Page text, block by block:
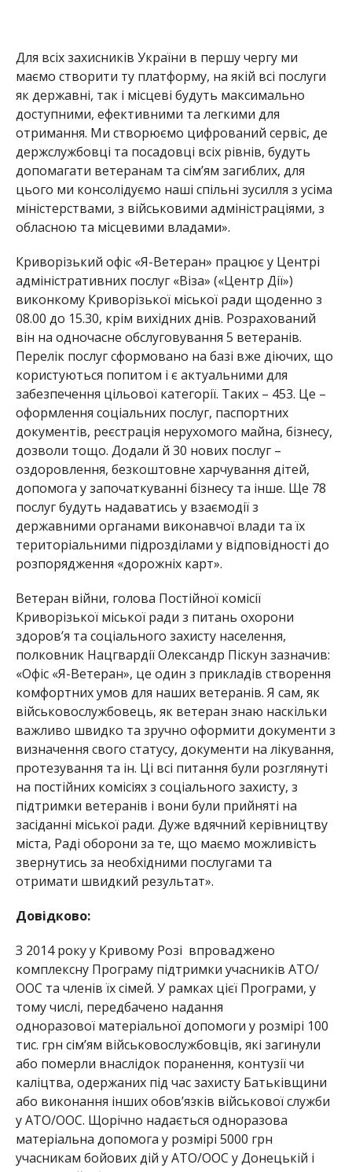
Для всіх захисників України в першу чергу ми
маємо створити ту платформу, на якій всі послуги
як державні, так і місцеві будуть максимально
доступними, ефективними та легкими для
отримання. Ми створюємо цифрований сервіс, де
держслужбовці та посадовці всіх рівнів, будуть
допомагати ветеранам та сім’ям загиблих, для
цього ми консолідуємо наші спільні зусилля з усіма
міністерствами, з військовими адміністраціями, з
обласною та місцевими владами».
Криворізький офіс «Я-Ветеран» працює у Центрі
адміністративних послуг «Віза» («Центр Дії»)
виконкому Криворізької міської ради щоденно з
08.00 до 15.30, крім вихідних днів. Розрахований
він на одночасне обслуговування 5 ветеранів.
Перелік послуг сформовано на базі вже діючих, що
користуються попитом і є актуальними для
забезпечення цільової категорії. Таких – 453. Це –
оформлення соціальних послуг, паспортних
документів, реєстрація нерухомого майна, бізнесу,
дозволи тощо. Додали й 30 нових послуг –
оздоровлення, безкоштовне харчування дітей,
допомога у започаткуванні бізнесу та інше. Ще 78
послуг будуть надаватись у взаємодії з
державними органами виконавчої влади та їх
територіальними підрозділами у відповідності до
розпорядження «дорожніх карт».
Ветеран війни, голова Постійної комісії
Криворізької міської ради з питань охорони
здоров’я та соціального захисту населення,
полковник Нацгвардії Олександр Піскун зазначив:
«Офіс «Я-Ветеран», це один з прикладів створення
комфортних умов для наших ветеранів. Я сам, як
військовослужбовець, як ветеран знаю наскільки
важливо швидко та зручно оформити документи з
визначення свого статусу, документи на лікування,
протезування та ін. Ці всі питання були розглянуті
на постійних комісіях з соціального захисту, з
підтримки ветеранів і вони були прийняті на
засіданні міської ради. Дуже вдячний керівництву
міста, Раді оборони за те, що маємо можливість
звернутись за необхідними послугами та
отримати швидкий результат».
Довідково:
З 2014 року у Кривому Розі впроваджено
комплексну Програму підтримки учасників АТО/
ООС та членів їх сімей. У рамках цієї Програми, у
тому числі, передбачено надання
одноразової матеріальної допомоги у розмірі 100
тис. грн сім’ям військовослужбовців, які загинули
або померли внаслідок поранення, контузії чи
каліцтва, одержаних під час захисту Батьківщини
або виконання інших обов’язків військової служби
у АТО/ООС. Щорічно надається одноразова
матеріальна допомога у розмірі 5000 грн
учасникам бойових дій у АТО/ООС у Донецькій і